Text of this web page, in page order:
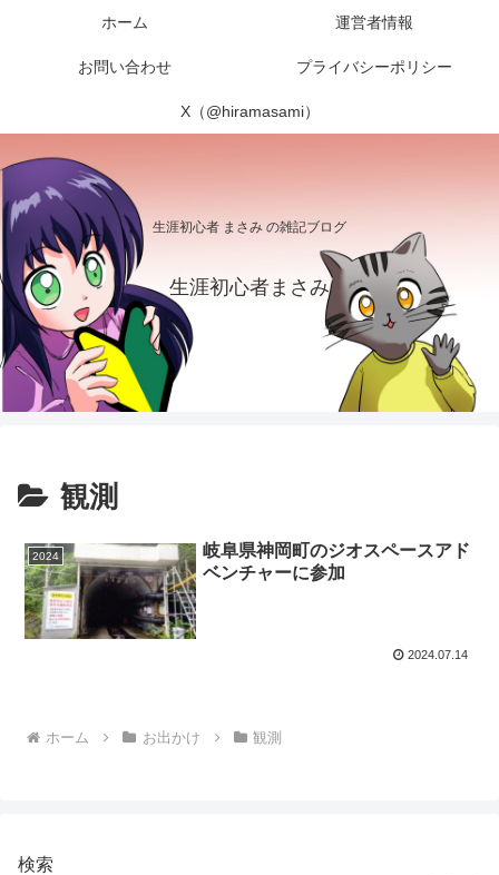
生涯初心者 まさみ の雑記ブログ
生涯初心者まさみ
ホーム 運営者情報
お問い合わせ プライバシーポリシー
X（@hiramasami）
観測
2024
岐阜県神岡町のジオスペースアド
ベンチャーに参加
2024.07.14
ホーム お出かけ 観測
検索